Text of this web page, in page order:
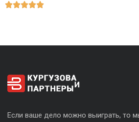

Если ваше дело можно выиграть, то